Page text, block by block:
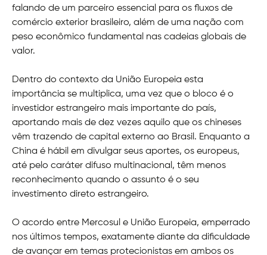
falando de um parceiro essencial para os fluxos de
comércio exterior brasileiro, além de uma nação com
peso econômico fundamental nas cadeias globais de
valor.
Dentro do contexto da União Europeia esta
importância se multiplica, uma vez que o bloco é o
investidor estrangeiro mais importante do país,
aportando mais de dez vezes aquilo que os chineses
vêm trazendo de capital externo ao Brasil. Enquanto a
China é hábil em divulgar seus aportes, os europeus,
até pelo caráter difuso multinacional, têm menos
reconhecimento quando o assunto é o seu
investimento direto estrangeiro.
O acordo entre Mercosul e União Europeia, emperrado
nos últimos tempos, exatamente diante da dificuldade
de avançar em temas protecionistas em ambos os